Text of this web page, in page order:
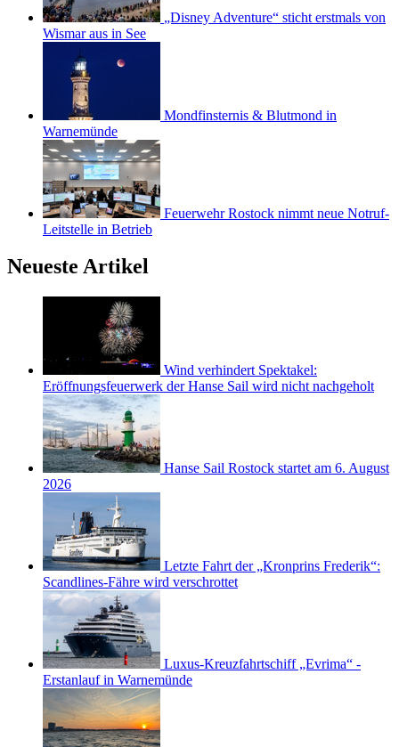
„Disney Adventure“ sticht erstmals von
Wismar aus in See
Mondfinsternis & Blutmond in
Warnemünde
Feuerwehr Rostock nimmt neue Notruf-
Leitstelle in Betrieb
Neueste Artikel
Wind verhindert Spektakel:
Eröffnungsfeuerwerk der Hanse Sail wird nicht nachgeholt
Hanse Sail Rostock startet am 6. August
2026
Letzte Fahrt der „Kronprins Frederik“:
Scandlines-Fähre wird verschrottet
Luxus-Kreuzfahrtschiff „Evrima“ -
Erstanlauf in Warnemünde